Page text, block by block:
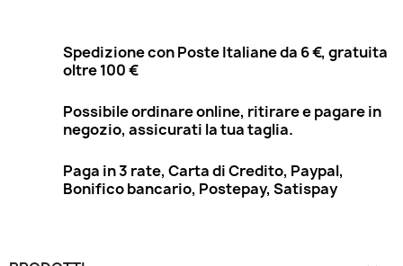
Spedizione con Poste Italiane da 6 €, gratuita
oltre 100 €
Possibile ordinare online, ritirare e pagare in
negozio, assicurati la tua taglia.
Paga in 3 rate, Carta di Credito, Paypal,
Bonifico bancario, Postepay, Satispay